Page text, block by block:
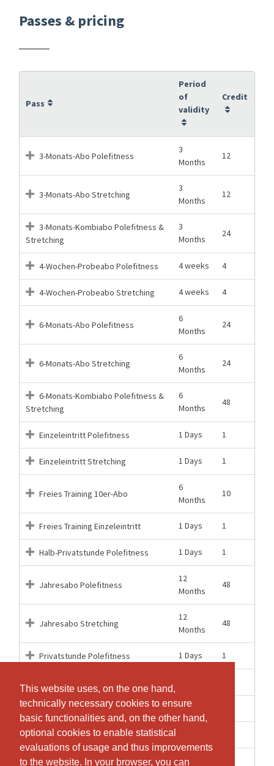
This website uses, on the one hand,
technically necessary cookies to ensure
basic functionalities and, on the other hand,
optional cookies to enable statistical
evaluations of usage and thus improvements
to the website. In your browser, you can
This website uses, on the one hand,
technically necessary cookies to ensure
basic functionalities and, on the other hand,
optional cookies to enable statistical
evaluations of usage and thus improvements
to the website. In your browser, you can
Passes & pricing
Pass
Period
of
validity
Credit
3-Monats-Abo Polefitness
3
Months
12
3-Monats-Abo Stretching
3
Months
12
3-Monats-Kombiabo Polefitness &
Stretching
3
Months
24
4-Wochen-Probeabo Polefitness 4 weeks 4
4-Wochen-Probeabo Stretching 4 weeks 4
6-Monats-Abo Polefitness
6
Months
24
6-Monats-Abo Stretching
6
Months
24
6-Monats-Kombiabo Polefitness &
Stretching
6
Months
48
Einzeleintritt Polefitness 1 Days 1
Einzeleintritt Stretching 1 Days 1
Freies Training 10er-Abo
6
Months
10
Freies Training Einzeleintritt 1 Days 1
Halb-Privatstunde Polefitness 1 Days 1
Jahresabo Polefitness
12
Months
48
Jahresabo Stretching
12
Months
48
Privatstunde Polefitness 1 Days 1
Probelektion Polefitness
Probelektion Stretching 1 Days
Schnupperlektion Polefitness
3